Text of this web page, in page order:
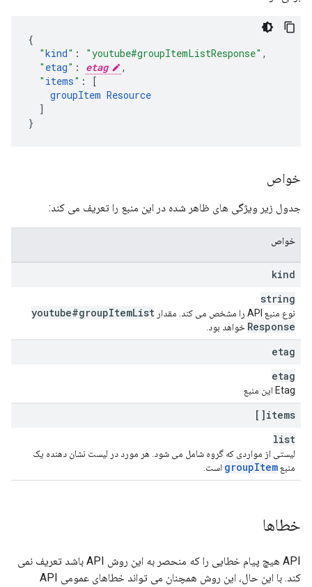
"kind" : "youtube#groupItemListResponse" ,
" etag" : etag
,
" items" :
[
groupItem Resource
]
}
خواص
جدول زیر ویژگی های ظاهر شده در این منبع را تعریف می کند:
خواص
kind
string
نوع منبع API را مشخص می کند. مقدار youtube#groupItemList
Response خواهد بود.
etag
etag
Etag این منبع
items[]
list
لیستی از مواردی که گروه شامل می شود. هر مورد در لیست نشان دهنده یک
منبع
groupItem است.
خطاها
API هیچ پیام خطایی را که منحصر به این روش API باشد تعریف نمی
کند. با این حال، این روش همچنان می تواند خطاهای عمومی API